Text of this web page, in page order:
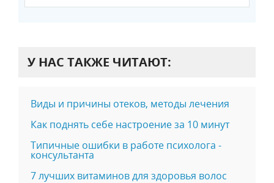
У НАС ТАКЖЕ ЧИТАЮТ:
Виды и причины отеков, методы лечения
Как поднять себе настроение за 10 минут
Типичные ошибки в работе психолога -
консультанта
7 лучших витаминов для здоровья волос